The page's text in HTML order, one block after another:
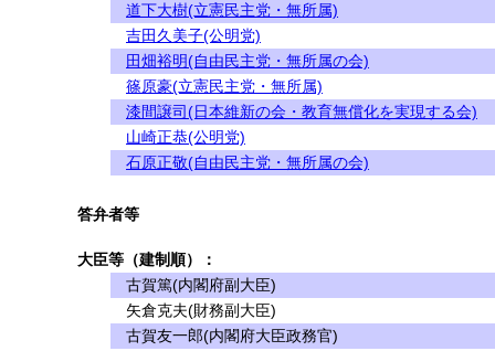
道下大樹(立憲民主党・無所属)
吉田久美子(公明党)
田畑裕明(自由民主党・無所属の会)
篠原豪(立憲民主党・無所属)
漆間譲司(日本維新の会・教育無償化を実現する会)
山崎正恭(公明党)
石原正敬(自由民主党・無所属の会)
答弁者等
大臣等（建制順）：
古賀篤(内閣府副大臣)
矢倉克夫(財務副大臣)
古賀友一郎(内閣府大臣政務官)